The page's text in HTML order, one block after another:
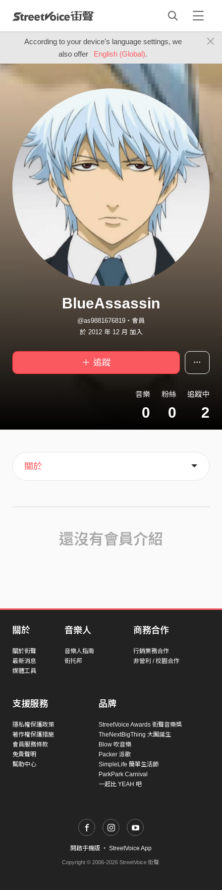
According to your device's language settings, we
also offer
English (Global).
BlueAssassin
@as9881676819・會員
於 2012 年 12 月 加入
＋ 追蹤
音樂
0
粉絲
0
追蹤中
2
主頁
歌單
喜歡
關於
還沒有會員介紹
關於
關於街聲
最新消息
媒體工具
音樂人
音樂人指南
街托邦
商務合作
行銷業務合作
非營利 / 校園合作
支援服務
隱私權保護政策
著作權保護措施
會員服務條款
免責聲明
幫助中心
品牌
StreetVoice Awards 街聲音樂獎
TheNextBigThing 大團誕生
Blow 吹音樂
Packer 派歌
SimpleLife 簡單生活節
ParkPark Carnival
一起比 YEAH 吧
開啟手機版 ・ StreetVoice App
Copyright © 2006-2026 StreetVoice 街聲.